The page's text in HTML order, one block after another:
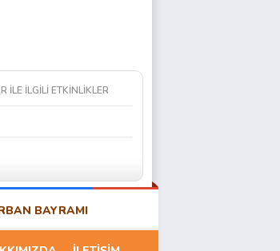
İLE İLGİLİ ETKİNLİKLER
BAYRAMI